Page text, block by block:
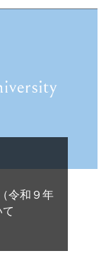
令和９年